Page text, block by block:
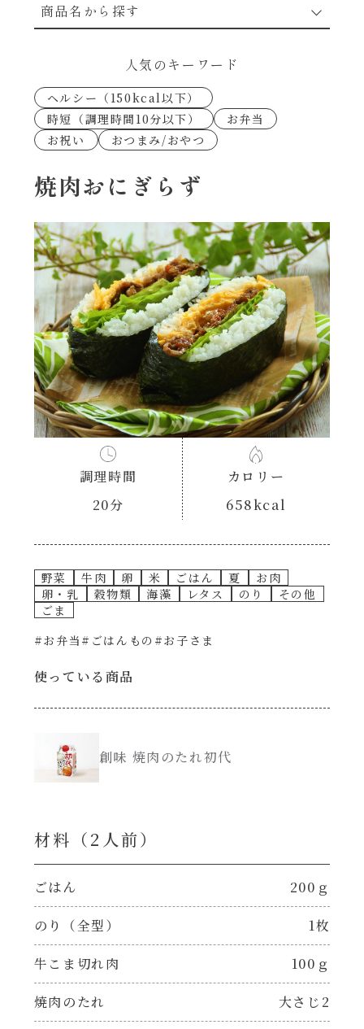
穀物類のレシピ
なんでも南蛮
考えるな、二代目で炒めろ！～○○の炒め物
朝シャン（パン派）
ヘルシー（150kcal以下）
時短（調理時間10分以下）
お弁当
おつまみ/おやつ
主菜
副菜
ごはんもの
本気中華
肉ピクキノピク
鍋
グラタン/ドリア
含む）
商品名から探す
あえるハコネーゼトマトバジル
あえるハコネーゼ高菜
あえるハコネーゼミートソース
あえるハコネーゼ明太子
あえるハコネーゼナポリタン
あえるハコネーゼジェノベーゼ
あえるハコネーゼペペロンチーノ
あえるハコネーゼたらこクリーム
シャンタンシリーズ
創味のつゆ
創味のつゆ減塩
白だし
そうめんつゆ
焼肉のたれ 初代
焼肉のたれ 二代目
人気のキーワード
ヘルシー（150kcal以下）
時短（調理時間10分以下）
お弁当
お祝い
おつまみ/おやつ
焼肉おにぎらず
調理時間
20分
カロリー
658kcal
野菜 牛肉 卵 米 ごはん 夏
お肉
卵・乳
穀物類 海藻 レタス のり
その他
ごま
#お弁当 #ごはんもの #お子さま
使っている商品
創味 焼肉のたれ初代
材料（2⼈前）
ごはん 200ｇ
のり（全型） 1枚
牛こま切れ肉 100ｇ
焼肉のたれ 大さじ2